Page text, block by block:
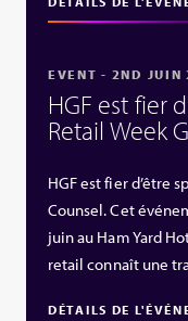
EVENT - 2ND JUIN
HGF est fier
Retail Week
HGF est fier d’être
Counsel. Cet
juin au Ham Yard
retail connaît une
DÉTAILS DE